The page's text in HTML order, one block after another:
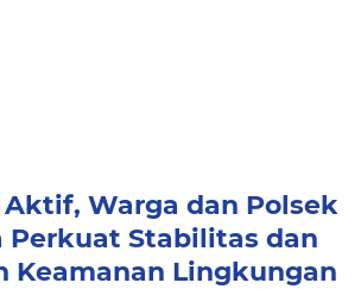
Warga dan Polsek
Perkuat Stabilitas dan
Keamanan Lingkungan